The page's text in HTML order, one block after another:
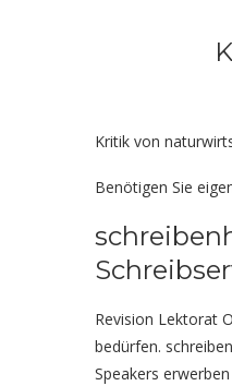
Kritik von
Benötigen Sie
Revision Lektorat
bedürfen.
Speakers